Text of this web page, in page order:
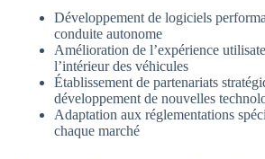
Développement de logiciels
conduite autonome
Amélioration de l’expérience
l’intérieur des véhicules
Établissement de partenariats
développement de nouvelles
Adaptation aux réglementations
chaque marché